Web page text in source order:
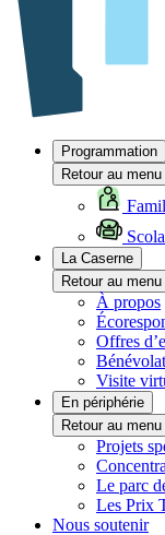
Programmation
Retour au
La Caserne
Retour au
À propos
Offres
Bénévolat
Visite
En périphérie
Retour au
Projets
Le parc
Les Prix
Nous soutenir